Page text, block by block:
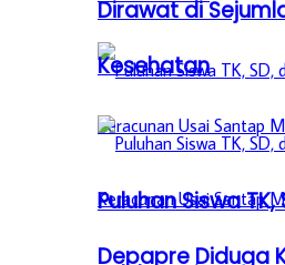
Puluhan Siswa TK,
Depapre Diduga
Dirawat di
Kesehatan